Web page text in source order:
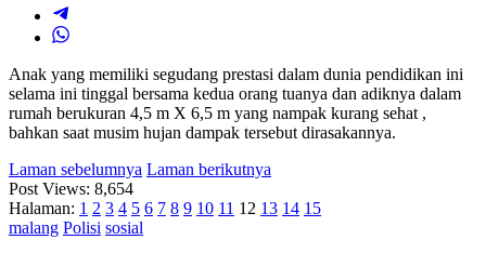
Anak yang memiliki segudang prestasi dalam dunia pendidikan ini
selama ini tinggal bersama kedua orang tuanya dan adiknya dalam
rumah berukuran 4,5 m X 6,5 m yang nampak kurang sehat ,
bahkan saat musim hujan dampak tersebut dirasakannya.
Laman sebelumnya Laman berikutnya
Post Views: 8,654
Halaman: 1 2 3 4 5 6 7 8 9 10 11 12 13 14 15
malang Polisi sosial